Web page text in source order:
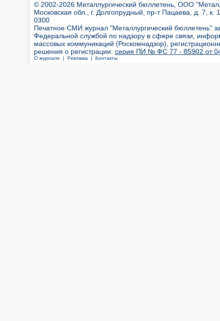
© 2002-2026 Металлургический бюллетень, ООО
Московская обл., г. Долгопрудный, пр-т Пацаева, д. 7,
0300
Печатное СМИ журнал "Металлургический бюллетень"
Федеральной службой по надзору в сфере связи,
массовых коммуникаций (Роскомнадзор),
решения о регистрации: серия ПИ № ФС 77 - 85902 от 04
О журнале | Реклама | Контакты